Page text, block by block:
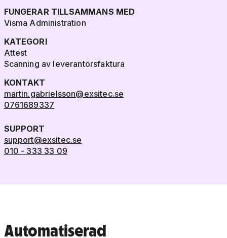
FUNGERAR TILLSAMMANS MED
Visma Administration
KATEGORI
Attest
Scanning av leverantörsfaktura
KONTAKT
martin.gabrielsson@exsitec.se
0761689337
SUPPORT
support@exsitec.se
010 - 333 33 09
Automatiserad